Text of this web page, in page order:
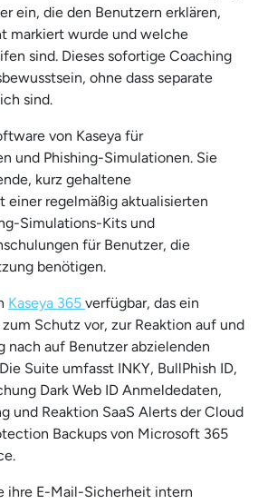
ein, die den Benutzern erklären,
markiert wurde und welche
sind. Dieses sofortige Coaching
ohne dass separate
sind.
von Kaseya für
und Phishing-Simulationen. Sie
kurz gehaltene
einer regelmäßig aktualisierten
Simulations-Kits und
für Benutzer, die
benötigen.
Kaseya 365 verfügbar, das ein
Schutz vor, zur Reaktion auf und
nach auf Benutzer abzielenden
Suite umfasst INKY, BullPhish ID,
Dark Web ID Anmeldedaten,
und Reaktion SaaS Alerts der Cloud
Backups von Microsoft 365
ihre E-Mail-Sicherheit intern